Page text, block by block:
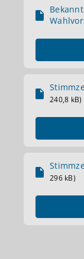
240,8 kB)
296 kB)